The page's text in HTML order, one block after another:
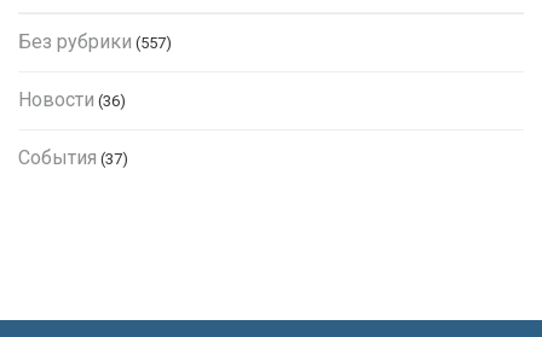
Без рубрики (557)
Новости (36)
События (37)